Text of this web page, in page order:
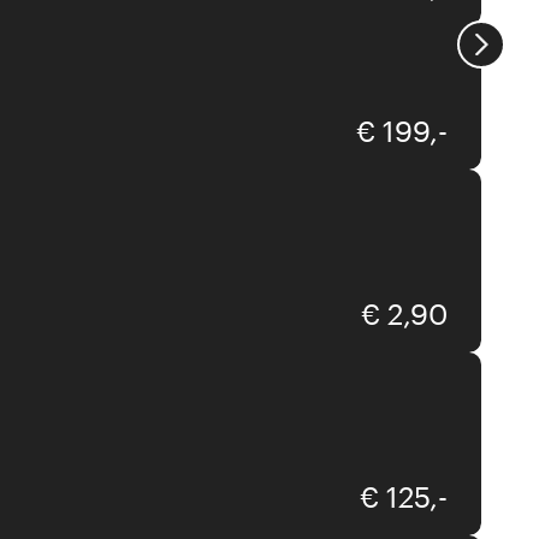
€ 199,-
Wondercandle
€ 2,90
Lucie Kaas
€ 125,-
Maison Berger